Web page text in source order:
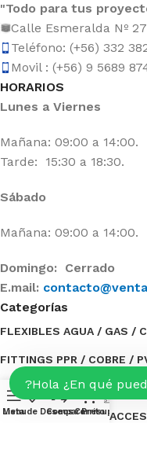
"Todo para tus
Calle Esmeralda Nº
Teléfono: (+56) 332
Movil : (+56) 9 5689
HORARIOS
Lunes a Viernes
Mañana: 09:00 a 14:00.
Tarde: 15:30 a 18:30.
Sábado
Mañana: 09:00 a 14:00.
Domingo: Cerrado
E.mail:
Categorías
FLEXIBLES AGUA / GAS /
FITTINGS PPR / COBRE /
ESTANQUES DE AGUA
BOMBAS DE AGUA /
Hola ¿En qué
Menu
Lista de Deseos
Compare
0
Carrito
Presupuesto